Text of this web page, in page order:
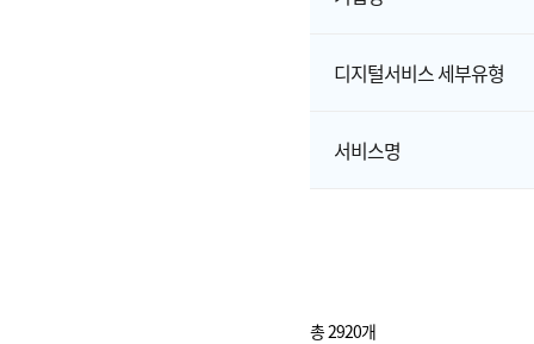
디지털서비스 세부유형
서비스명
총 2920개